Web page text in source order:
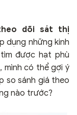
dõi sát thị
dụng những kinh
được hạt phù
mình có thể gợi ý
so sánh giá theo
nào trước?